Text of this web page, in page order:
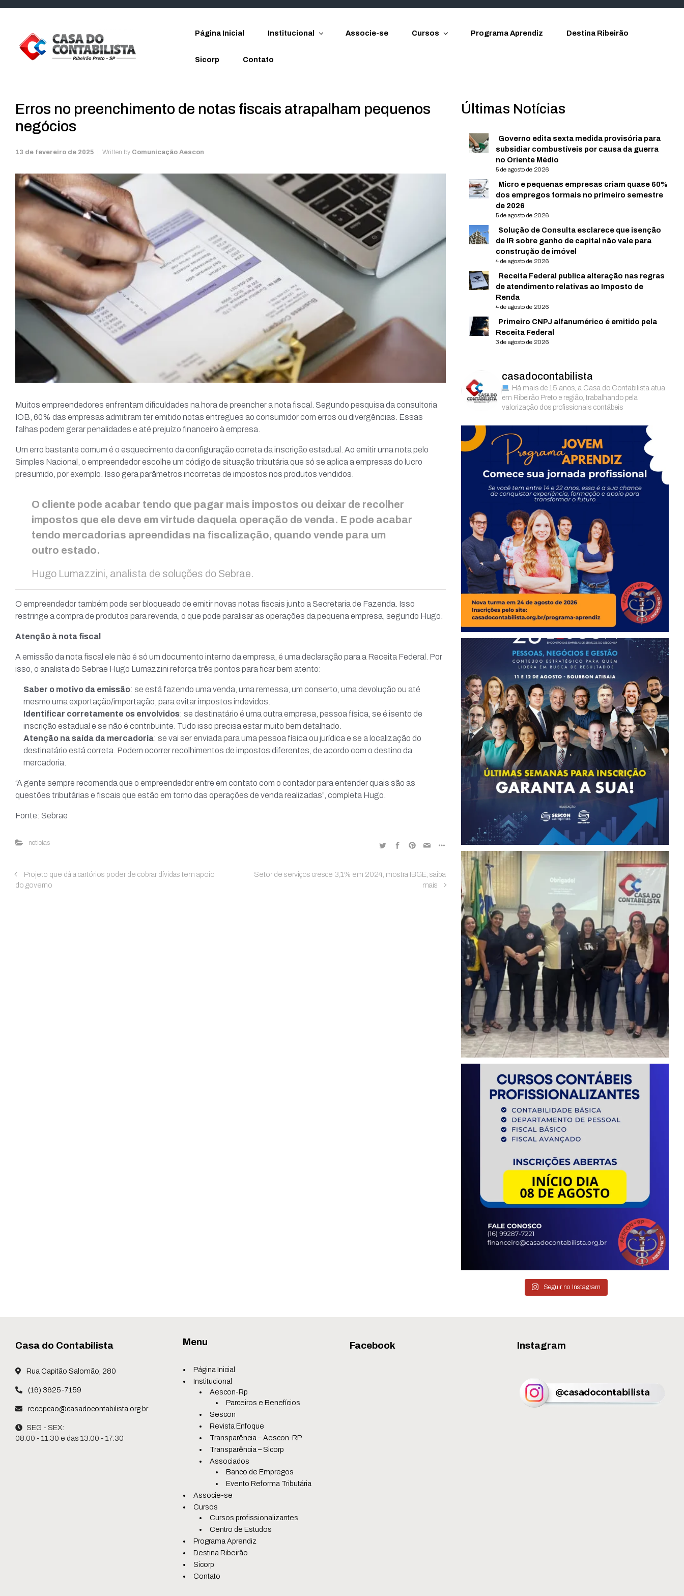
Página Inicial Institucional Associe-se Cursos Programa Aprendiz Destina Ribeirão
Sicorp Contato
Erros no preenchimento de notas fiscais atrapalham pequenos
negócios
13 de fevereiro de 2025 Written by Comunicação Aescon
Muitos empreendedores enfrentam dificuldades na hora de preencher a nota fiscal. Segundo pesquisa da consultoria
IOB, 60% das empresas admitiram ter emitido notas entregues ao consumidor com erros ou divergências. Essas
falhas podem gerar penalidades e até prejuízo financeiro à empresa.
Um erro bastante comum é o esquecimento da configuração correta da inscrição estadual. Ao emitir uma nota pelo
Simples Nacional, o empreendedor escolhe um código de situação tributária que só se aplica a empresas do lucro
presumido, por exemplo. Isso gera parâmetros incorretas de impostos nos produtos vendidos.
O cliente pode acabar tendo que pagar mais impostos ou deixar de recolher
impostos que ele deve em virtude daquela operação de venda. E pode acabar
tendo mercadorias apreendidas na fiscalização, quando vende para um
outro estado.
Hugo Lumazzini, analista de soluções do Sebrae.
O empreendedor também pode ser bloqueado de emitir novas notas fiscais junto a Secretaria de Fazenda. Isso
restringe a compra de produtos para revenda, o que pode paralisar as operações da pequena empresa, segundo Hugo.
Atenção à nota fiscal
A emissão da nota fiscal ele não é só um documento interno da empresa, é uma declaração para a Receita Federal. Por
isso, o analista do Sebrae Hugo Lumazzini reforça três pontos para ficar bem atento:
Saber o motivo da emissão: se está fazendo uma venda, uma remessa, um conserto, uma devolução ou até
mesmo uma exportação/importação, para evitar impostos indevidos.
Identificar corretamente os envolvidos: se destinatário é uma outra empresa, pessoa física, se é isento de
inscrição estadual e se não é contribuinte. Tudo isso precisa estar muito bem detalhado.
Atenção na saída da mercadoria: se vai ser enviada para uma pessoa física ou jurídica e se a localização do
destinatário está correta. Podem ocorrer recolhimentos de impostos diferentes, de acordo com o destino da
mercadoria.
“A gente sempre recomenda que o empreendedor entre em contato com o contador para entender quais são as
questões tributárias e fiscais que estão em torno das operações de venda realizadas”, completa Hugo.
Fonte: Sebrae
noticias
Projeto que dá a cartórios poder de cobrar dívidas tem apoio
do governo
Setor de serviços cresce 3,1% em 2024, mostra IBGE; saiba
mais
Últimas Notícias
Governo edita sexta medida provisória para
subsidiar combustíveis por causa da guerra
no Oriente Médio
5 de agosto de 2026
Micro e pequenas empresas criam quase 60%
dos empregos formais no primeiro semestre
de 2026
5 de agosto de 2026
Solução de Consulta esclarece que isenção
de IR sobre ganho de capital não vale para
construção de imóvel
4 de agosto de 2026
Receita Federal publica alteração nas regras
de atendimento relativas ao Imposto de
Renda
4 de agosto de 2026
Primeiro CNPJ alfanumérico é emitido pela
Receita Federal
3 de agosto de 2026
casadocontabilista
Há mais de 15 anos, a Casa do Contabilista atua
em Ribeirão Preto e região, trabalhando pela
valorização dos profissionais contábeis
Seguir no Instagram
Casa do Contabilista
Rua Capitão Salomão, 280
(16) 3625-7159
recepcao@casadocontabilista.org.br
SEG - SEX:
08:00 - 11:30 e das 13:00 - 17:30
Menu
Página Inicial
Institucional
Aescon-Rp
Parceiros e Benefícios
Sescon
Revista Enfoque
Transparência – Aescon-RP
Transparência – Sicorp
Associados
Banco de Empregos
Evento Reforma Tributária
Associe-se
Cursos
Cursos profissionalizantes
Centro de Estudos
Programa Aprendiz
Destina Ribeirão
Sicorp
Contato
Facebook Instagram